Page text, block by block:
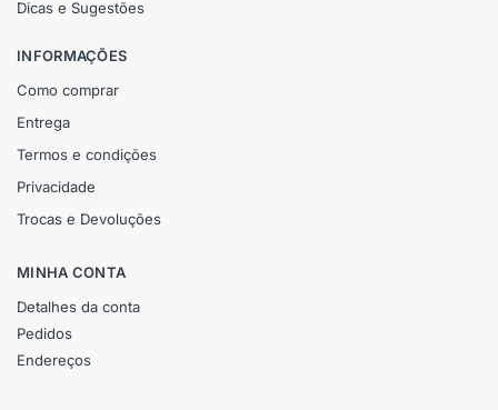
Dicas e Sugestões
INFORMAÇÕES
Como comprar
Entrega
Termos e condições
Privacidade
Trocas e Devoluções
MINHA CONTA
Detalhes da conta
Pedidos
Endereços